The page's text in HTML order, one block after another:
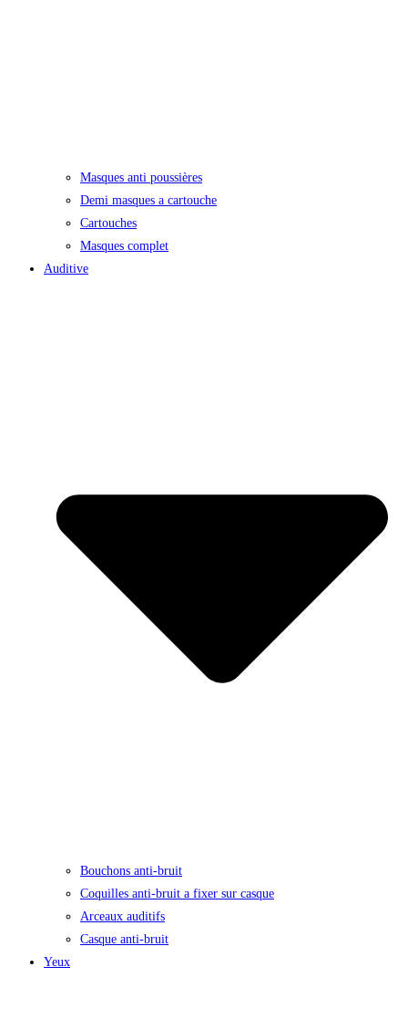
Masques anti poussières
Demi masques a cartouche
Cartouches
Masques complet
Auditive
Bouchons anti-bruit
Coquilles anti-bruit a fixer sur casque
Arceaux auditifs
Casque anti-bruit
Yeux